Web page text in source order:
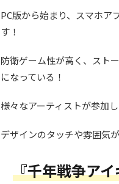
PC版から始まり、スマホア
す！
防衛ゲーム性が高く、スト
になっている！
様々なアーティストが参加
デザインのタッチや雰囲気
『千年戦争ア